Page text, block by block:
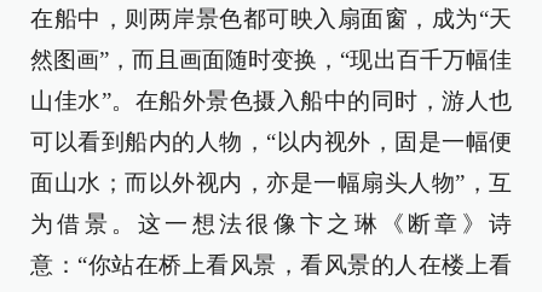
在船中，则两岸景色都可映入扇面窗，成为“天
然图画”，而且画面随时变换，“现出百千万幅佳
山佳水”。在船外景色摄入船中的同时，游人也
可以看到船内的人物，“以内视外，固是一幅便
面山水；而以外视内，亦是一幅扇头人物”，互
为借景。这一想法很像卞之琳《断章》诗
意：“你站在桥上看风景，看风景的人在楼上看